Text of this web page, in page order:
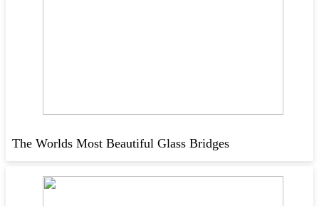
The Worlds Most Beautiful Glass Bridges